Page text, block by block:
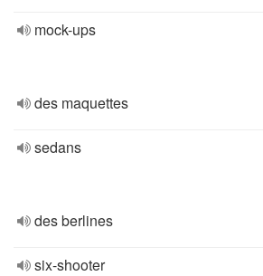
mock-ups
des maquettes
sedans
des berlines
six-shooter